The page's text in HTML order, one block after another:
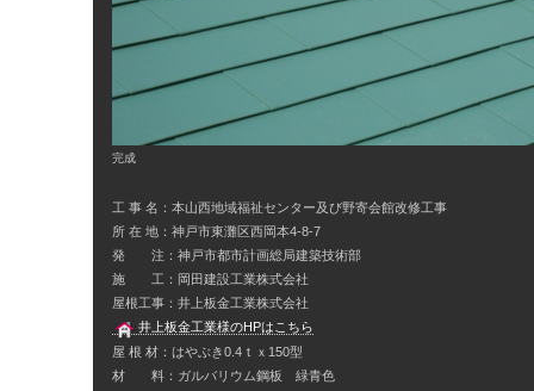
完成
工 事 名：本山西地域福祉センター及び野寄会館改修工事
所 在 地：神戸市東灘区西岡本4-8-7
発 注：神戸市都市計画総局建築技術部
施 工：岡田建設工業株式会社
屋根工事：井上板金工業株式会社
井上板金工業様のHPはこちら
屋 根 材：はやぶき0.4ｔｘ150型
材 料：ガルバリウム鋼板 緑青色